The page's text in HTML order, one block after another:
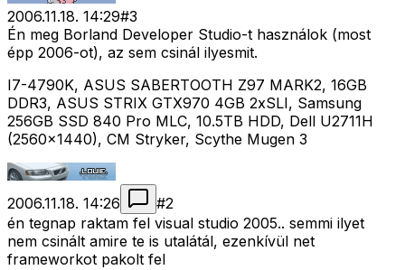
2006.11.18. 14:29#3
Én meg Borland Developer Studio-t használok (most
épp 2006-ot), az sem csinál ilyesmit.
I7-4790K, ASUS SABERTOOTH Z97 MARK2, 16GB
DDR3, ASUS STRIX GTX970 4GB 2xSLI, Samsung
256GB SSD 840 Pro MLC, 10.5TB HDD, Dell U2711H
(2560x1440), CM Stryker, Scythe Mugen 3
2006.11.18. 14:26 #2
én tegnap raktam fel visual studio 2005.. semmi ilyet
nem csinált amire te is utalátál, ezenkívül net
frameworkot pakolt fel